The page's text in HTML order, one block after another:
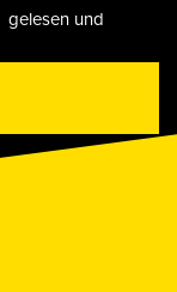
gelesen und